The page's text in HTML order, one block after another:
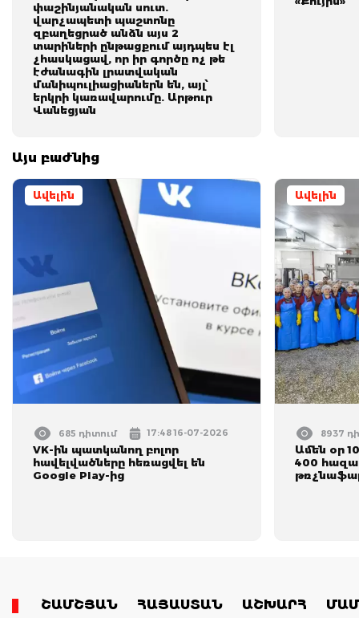
փաշինյանական սուտ.
վարչապետի պաշտոնը
զբաղեցրած անձն այս 2
տարիների ընթացքում այդպես էլ
չհասկացավ, որ իր գործը ոչ թե
էժանագին լրատվական
մանիպուլիացիաներն են, այլ՝
երկրի կառավարումը. Արթուր
Վանեցյան
Այս բաժնից
Ավելին
685 դիտում 17:48 16-07-2026
VK-ին պատկանող բոլոր
հավելվածները հեռացվել են
Google Play-ից
Ավելին
8937
Ամեն օր
400
ՇԱՄՇՅԱՆ ՀԱՅԱՍՏԱՆ ԱՇԽԱՐՀ